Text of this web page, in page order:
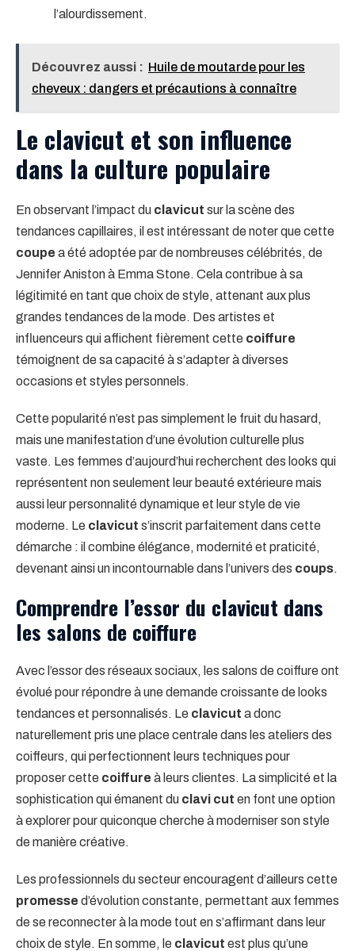
l’alourdissement.
Découvrez aussi : Huile de moutarde pour les
cheveux : dangers et précautions à connaître
Le clavicut et son influence
dans la culture populaire
En observant l’impact du clavicut sur la scène des
tendances capillaires, il est intéressant de noter que cette
coupe a été adoptée par de nombreuses célébrités, de
Jennifer Aniston à Emma Stone. Cela contribue à sa
légitimité en tant que choix de style, attenant aux plus
grandes tendances de la mode. Des artistes et
influenceurs qui affichent fièrement cette coiffure
témoignent de sa capacité à s’adapter à diverses
occasions et styles personnels.
Cette popularité n’est pas simplement le fruit du hasard,
mais une manifestation d’une évolution culturelle plus
vaste. Les femmes d’aujourd’hui recherchent des looks qui
représentent non seulement leur beauté extérieure mais
aussi leur personnalité dynamique et leur style de vie
moderne. Le clavicut s’inscrit parfaitement dans cette
démarche : il combine élégance, modernité et praticité,
devenant ainsi un incontournable dans l’univers des coups.
Comprendre l’essor du clavicut dans
les salons de coiffure
Avec l’essor des réseaux sociaux, les salons de coiffure ont
évolué pour répondre à une demande croissante de looks
tendances et personnalisés. Le clavicut a donc
naturellement pris une place centrale dans les ateliers des
coiffeurs, qui perfectionnent leurs techniques pour
proposer cette coiffure à leurs clientes. La simplicité et la
sophistication qui émanent du clavi cut en font une option
à explorer pour quiconque cherche à moderniser son style
de manière créative.
Les professionnels du secteur encouragent d’ailleurs cette
promesse d’évolution constante, permettant aux femmes
de se reconnecter à la mode tout en s’affirmant dans leur
choix de style. En somme, le clavicut est plus qu’une